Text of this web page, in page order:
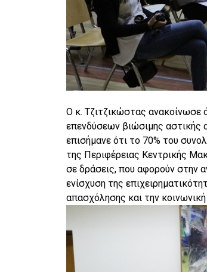
Ο κ. Τζιτζικώστας ανακοίνωσε
επενδύσεων βιώσιμης αστικής
επισήμανε ότι το 70% του
της Περιφέρειας Κεντρικής
σε δράσεις, που αφορούν στην
ενίσχυση της
απασχόλησης και την κοινωνική